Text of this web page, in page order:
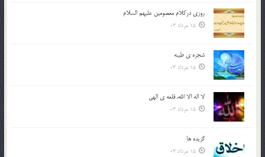
روزي دركلام معصومين عليهم السلام
15 مرداد 03
شجره ي طيبه
15 مرداد 03
لا اله الا الله، قلعه ي الهي
15 مرداد 03
گزيده ها
15 مرداد 03